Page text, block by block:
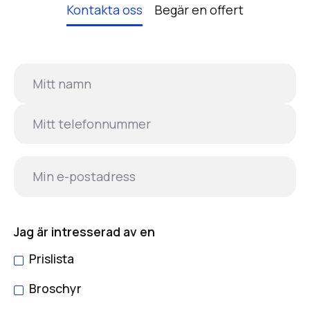
Kontakta oss Begär en offert
Jag är intresserad av en
Prislista
Broschyr